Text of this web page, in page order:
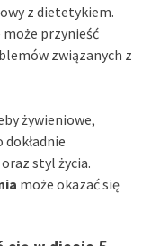
z dietetykiem.
może przynieść
związanych z
żywieniowe,
oraz styl życia.
może okazać się